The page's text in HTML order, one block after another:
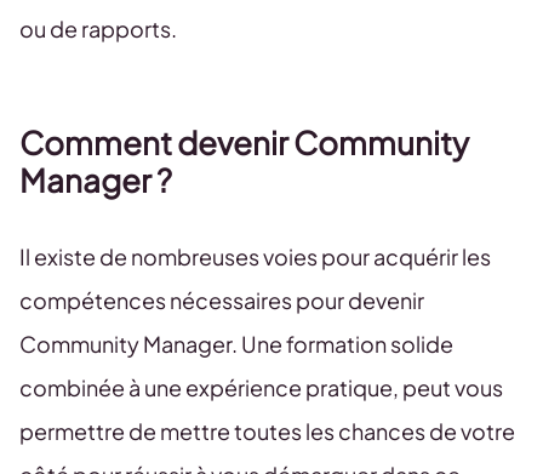
ou de rapports.
Comment devenir Community
Manager ?
Il existe de nombreuses voies pour acquérir les
compétences nécessaires pour devenir
Community Manager. Une formation solide
combinée à une expérience pratique, peut vous
permettre de mettre toutes les chances de votre